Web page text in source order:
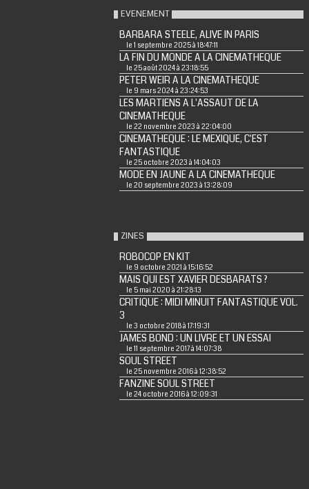
EVENEMENT
BARBARA STEELE, ALIVE IN PARIS
le 1 septembre 2025 à 18:47:11
LA FIN DU MONDE A LA CINEMATHEQUE
le 25 août 2024 à 23:18:55
PETER WEIR A LA CINEMATHEQUE
le 9 mars 2024 à 23:24:53
LES MARTIENS A L'ASSAUT DE LA
CINEMATHEQUE
le 22 novembre 2023 à 22:04:00
CINEMATHEQUE : LE MEXIQUE, C'EST
FANTASTIQUE
le 25 octobre 2023 à 14:04:03
MODE EN JAUNE A LA CINEMATHEQUE
le 20 septembre 2023 à 13:28:09
ZINES
ROBOCOP EN KIT
le 9 octobre 2021 à 15:16:52
MAIS QUI EST XAVIER DESBARATS ?
le 5 mai 2020 à 21:28:13
CRITIQUE : MIDI MINUIT FANTASTIQUE VOL.
3
le 3 octobre 2018 à 17:19:31
JAMES BOND : UN LIVRE ET UN ESSAI
le 11 septembre 2017 à 14:07:38
SOUL STREET
le 25 novembre 2016 à 12:38:52
FANZINE SOUL STREET
le 24 octobre 2016 à 12:09:31